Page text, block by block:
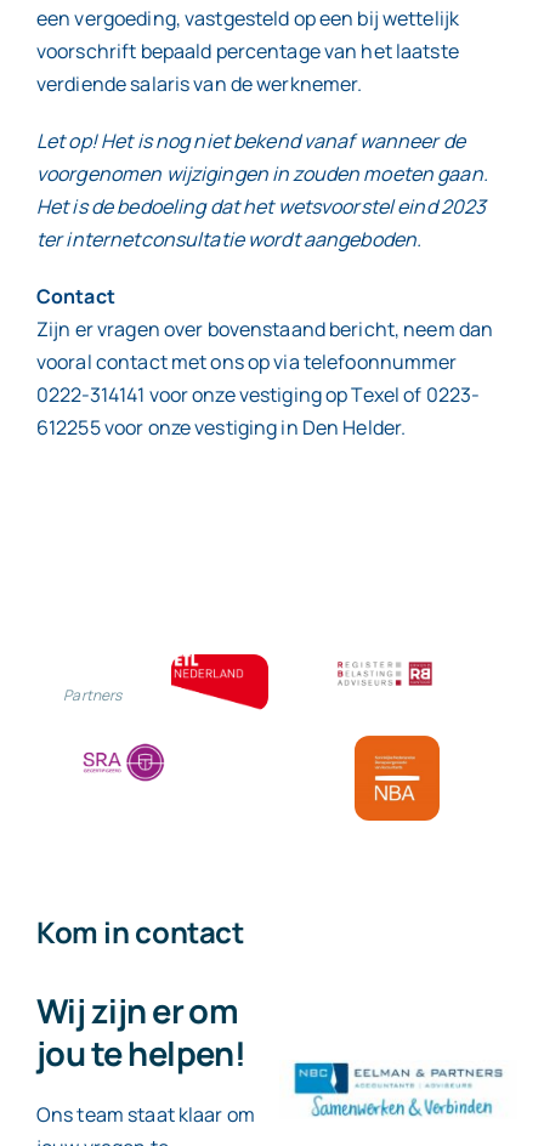
een vergoeding, vastgesteld op een bij wettelijk
voorschrift bepaald percentage van het laatste
verdiende salaris van de werknemer.
Let op! Het is nog niet bekend vanaf wanneer de
voorgenomen wijzigingen in zouden moeten gaan.
Het is de bedoeling dat het wetsvoorstel eind 2023
ter internetconsultatie wordt aangeboden.
Contact
Zijn er vragen over bovenstaand bericht, neem dan
vooral contact met ons op via telefoonnummer
0222-314141 voor onze vestiging op Texel of 0223-
612255 voor onze vestiging in Den Helder.
Partners
Kom in contact
Wij zijn er om
jou te helpen!
Ons team staat klaar om